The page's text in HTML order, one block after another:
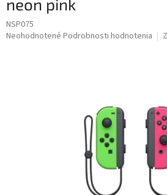
neon pink
NSP075
Priemerné
Neohodnotené Podrobnosti hodnotenia